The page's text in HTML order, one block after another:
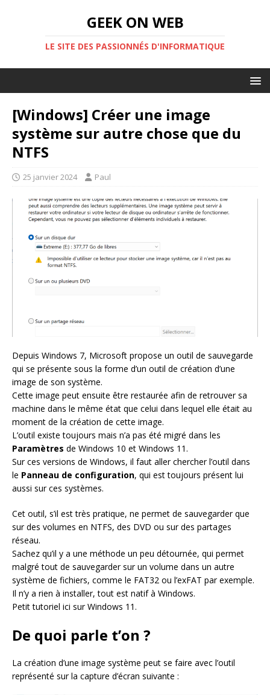
GEEK ON WEB
LE SITE DES PASSIONNÉS D'INFORMATIQUE
[Windows] Créer une image
système sur autre chose que du
NTFS
25 janvier 2024 Paul
Depuis Windows 7, Microsoft propose un outil de sauvegarde
qui se présente sous la forme d’un outil de création d’une
image de son système.
Cette image peut ensuite être restaurée afin de retrouver sa
machine dans le même état que celui dans lequel elle était au
moment de la création de cette image.
L’outil existe toujours mais n’a pas été migré dans les
Paramètres de Windows 10 et Windows 11.
Sur ces versions de Windows, il faut aller chercher l’outil dans
le Panneau de configuration, qui est toujours présent lui
aussi sur ces systèmes.
Cet outil, s’il est très pratique, ne permet de sauvegarder que
sur des volumes en NTFS, des DVD ou sur des partages
réseau.
Sachez qu’il y a une méthode un peu détournée, qui permet
malgré tout de sauvegarder sur un volume dans un autre
système de fichiers, comme le FAT32 ou l’exFAT par exemple.
Il n’y a rien à installer, tout est natif à Windows.
Petit tutoriel ici sur Windows 11.
De quoi parle t’on ?
La création d’une image système peut se faire avec l’outil
représenté sur la capture d’écran suivante :